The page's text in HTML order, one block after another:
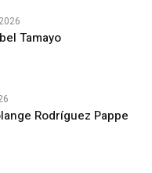
Tamayo
Rodríguez Pappe